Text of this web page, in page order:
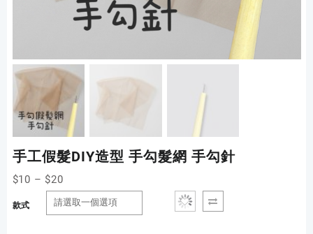
手工假髮DIY造型 手勾髮網 手勾針
$10 – $20
款式